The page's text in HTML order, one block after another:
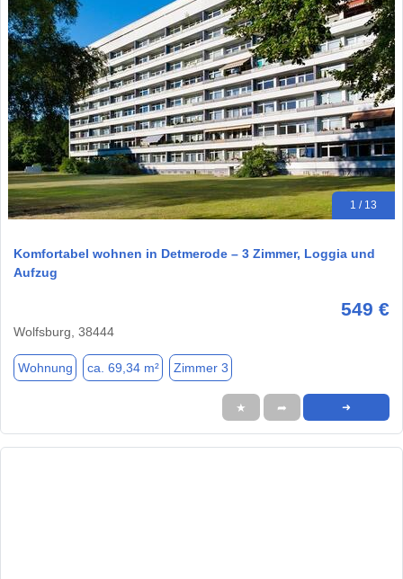
1 / 13
Komfortabel wohnen in Detmerode – 3 Zimmer, Loggia und
Aufzug
549 €
Wolfsburg, 38444
Wohnung ca. 69,34 m² Zimmer 3
★ ➦ ➜